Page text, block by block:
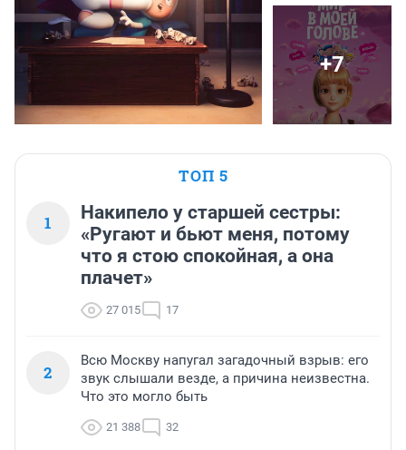
+7
ТОП 5
1
Накипело у старшей сестры:
«Ругают и бьют меня, потому
что я стою спокойная, а она
плачет»
27 015 17
2
Всю Москву напугал загадочный взрыв: его
звук слышали везде, а причина неизвестна.
Что это могло быть
21 388 32